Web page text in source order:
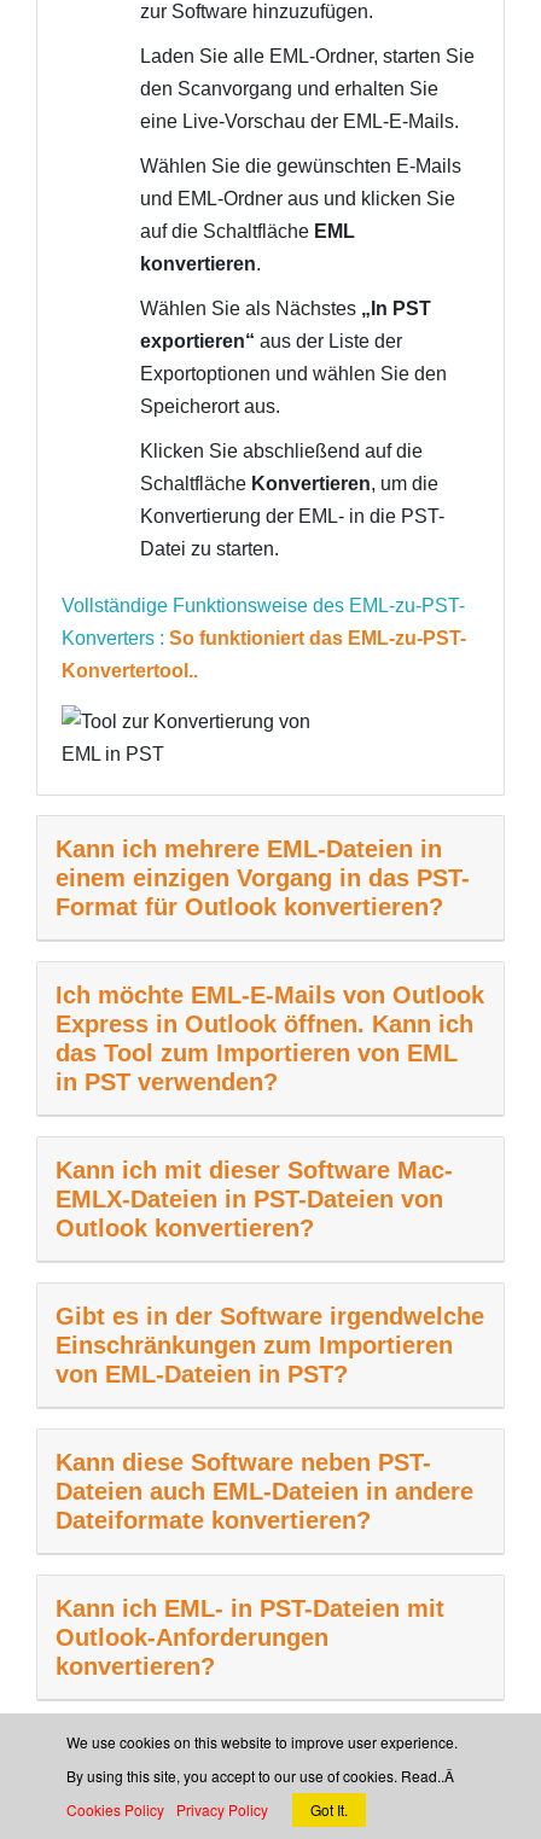
zur Software hinzuzufügen.
Laden Sie alle EML-Ordner, starten Sie
den Scanvorgang und erhalten Sie
eine Live-Vorschau der EML-E-Mails.
Wählen Sie die gewünschten E-Mails
und EML-Ordner aus und klicken Sie
auf die Schaltfläche EML
konvertieren.
Wählen Sie als Nächstes „In PST
exportieren“ aus der Liste der
Exportoptionen und wählen Sie den
Speicherort aus.
Klicken Sie abschließend auf die
Schaltfläche Konvertieren, um die
Konvertierung der EML- in die PST-
Datei zu starten.
Vollständige Funktionsweise des EML-zu-PST-
Konverters : So funktioniert das EML-zu-PST-
Konvertertool..
Kann ich mehrere EML-Dateien in
einem einzigen Vorgang in das PST-
Format für Outlook konvertieren?
Ich möchte EML-E-Mails von Outlook
Express in Outlook öffnen. Kann ich
das Tool zum Importieren von EML
in PST verwenden?
Kann ich mit dieser Software Mac-
EMLX-Dateien in PST-Dateien von
Outlook konvertieren?
Gibt es in der Software irgendwelche
Einschränkungen zum Importieren
von EML-Dateien in PST?
Kann diese Software neben PST-
Dateien auch EML-Dateien in andere
Dateiformate konvertieren?
Kann ich EML- in PST-Dateien mit
Outlook-Anforderungen
konvertieren?
Kann ich mit diesem Tool EML-E-
Mails in ein Outlook 365-Konto
importieren?
We use cookies on this website to improve user experience.
By using this site, you accept to our use of cookies. Read..Â
Cookies Policy
Privacy Policy Got It.